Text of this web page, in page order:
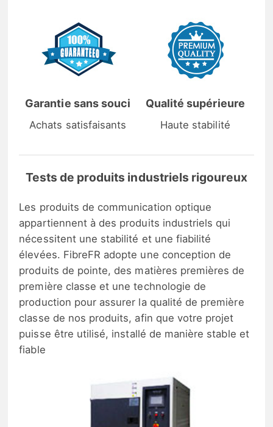
Garantie sans souci
Achats satisfaisants
Qualité supérieure
Haute stabilité
Tests de produits industriels rigoureux
Les produits de communication optique
appartiennent à des produits industriels qui
nécessitent une stabilité et une fiabilité
élevées. FibreFR adopte une conception de
produits de pointe, des matières premières de
première classe et une technologie de
production pour assurer la qualité de première
classe de nos produits, afin que votre projet
puisse être utilisé, installé de manière stable et
fiable